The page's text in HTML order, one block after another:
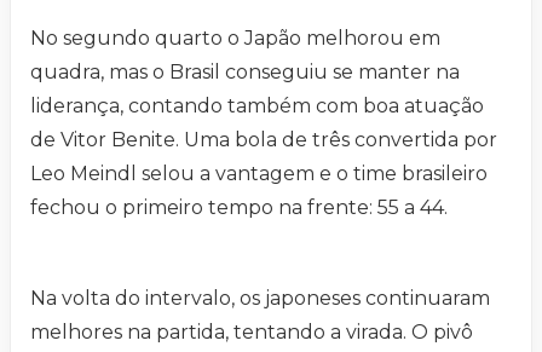
No segundo quarto o Japão melhorou em
quadra, mas o Brasil conseguiu se manter na
liderança, contando também com boa atuação
de Vitor Benite. Uma bola de três convertida por
Leo Meindl selou a vantagem e o time brasileiro
fechou o primeiro tempo na frente: 55 a 44.
Na volta do intervalo, os japoneses continuaram
melhores na partida, tentando a virada. O pivô